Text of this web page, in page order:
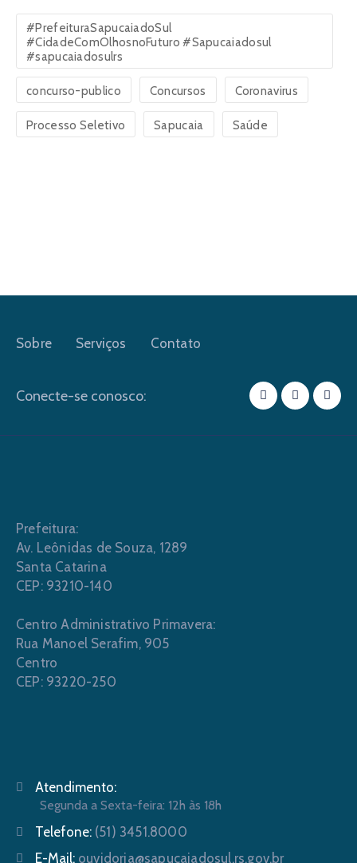
#PrefeituraSapucaiadoSul
#CidadeComOlhosnoFuturo #Sapucaiadosul
#sapucaiadosulrs
concurso-publico Concursos Coronavirus
Processo Seletivo Sapucaia Saúde
Sobre Serviços Contato
Conecte-se conosco:
Prefeitura:
Av. Leônidas de Souza, 1289
Santa Catarina
CEP: 93210-140
Centro Administrativo Primavera:
Rua Manoel Serafim, 905
Centro
CEP: 93220-250
Atendimento:
Segunda a Sexta-feira: 12h às 18h
Telefone: (51) 3451.8000
E-Mail: ouvidoria@sapucaiadosul.rs.gov.br